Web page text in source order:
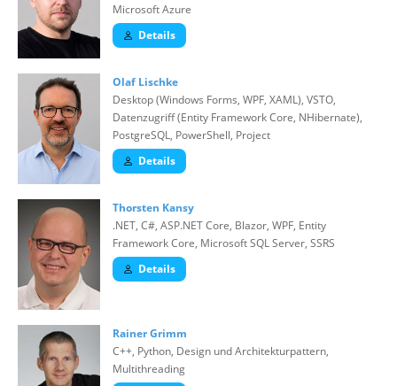
Microsoft Azure
Details
Olaf Lischke
Desktop (Windows Forms, WPF, XAML), VSTO,
Datenzugriff (Entity Framework Core, NHibernate),
PostgreSQL, PowerShell, Project
Details
Thorsten Kansy
.NET, C#, ASP.NET Core, Blazor, WPF, Entity
Framework Core, Microsoft SQL Server, SSRS
Details
Rainer Grimm
C++, Python, Design und Architekturpattern,
Multithreading